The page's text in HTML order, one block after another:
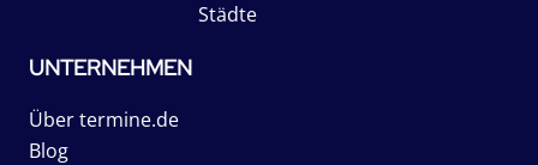
Städte
UNTERNEHMEN
Über termine.de
Blog